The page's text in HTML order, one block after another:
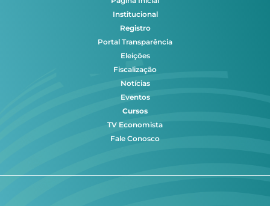
Institucional
Registro
Portal Transparência
Eleições
Fiscalização
Notícias
Eventos
Cursos
TV Economista
Fale Conosco